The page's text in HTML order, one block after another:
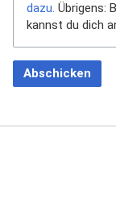
dazu. Übrigens:
kannst du dich
Abschicken